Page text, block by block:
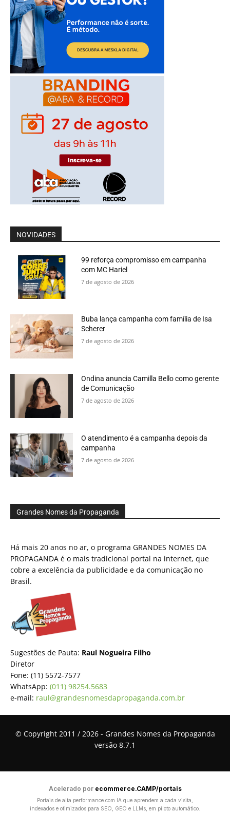
NOVIDADES
99 reforça compromisso em campanha
com MC Hariel
7 de agosto de 2026
Buba lança campanha com família de Isa
Scherer
7 de agosto de 2026
Ondina anuncia Camilla Bello como gerente
de Comunicação
7 de agosto de 2026
O atendimento é a campanha depois da
campanha
7 de agosto de 2026
Grandes Nomes da Propaganda
Há mais 20 anos no ar, o programa GRANDES NOMES DA
PROPAGANDA é o mais tradicional portal na internet, que
cobre a excelência da publicidade e da comunicação no
Brasil.
Sugestões de Pauta: Raul Nogueira Filho
Diretor
Fone: (11) 5572-7577
WhatsApp: (011) 98254.5683
e-mail: raul@grandesnomesdapropaganda.com.br
© Copyright 2011 / 2026 - Grandes Nomes da Propaganda
versão 8.7.1
Acelerado por ecommerce.CAMP/portais
Portais de alta performance com IA que aprendem a cada visita,
indexados e otimizados para SEO, GEO e LLMs, em piloto automático.